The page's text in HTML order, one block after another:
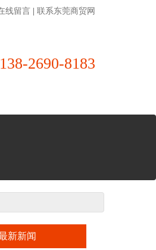
线留言 联系东莞商贸网
138-2690-8183
新新闻